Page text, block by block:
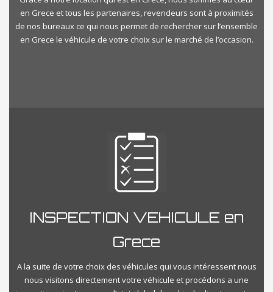
en Grece et tous les partenaires, revendeurs sont à proximités
de nos bureaux ce qui nous permet de rechercher sur l’ensemble
en Grece le véhicule de votre choix sur le marché de l’occasion.
INSPECTION VEHICULE en
Grece
A la suite de votre choix des véhicules qui vous intéressent nous
nous visitons directement votre véhicule et procédons a une